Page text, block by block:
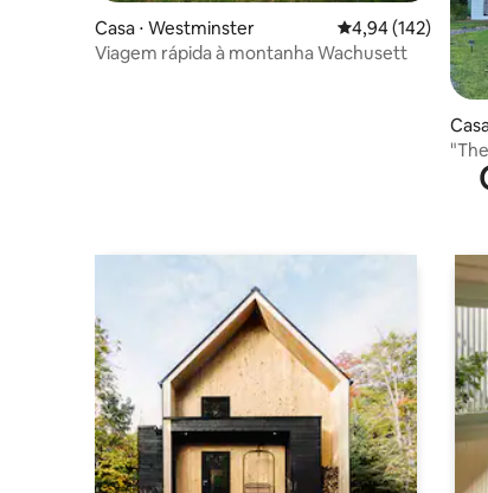
Casa ⋅ Westminster 4,94 de uma
4,94 (142)
Viagem rápida à montanha Wachusett
wich
"The Porch"
de